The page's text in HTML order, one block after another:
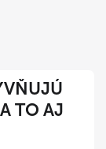
TO AJ